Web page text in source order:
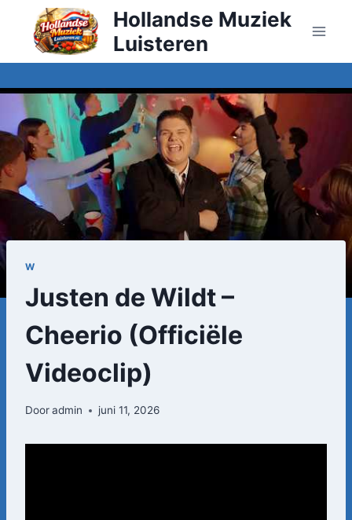
Doorgaan
inhoud
Hollandse Muziek
Luisteren
W
Justen de Wildt –
Cheerio (Officiële
Videoclip)
Dooradmin juni 11, 2026